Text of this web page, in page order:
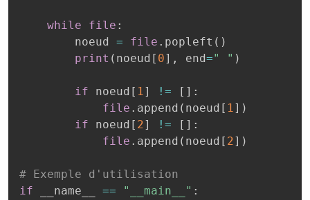
while file :
        noeud
= file . popleft ( )
print ( noeud [ 0] , end=" " )
if noeud [ 1] != [ ] :
file . append ( noeud [ 1] )
if noeud [ 2] != [ ] :
file . append ( noeud [ 2] )
# Exemple d'utilisation
if __name__ == "__main__" :